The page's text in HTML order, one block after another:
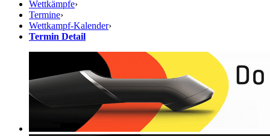
Wettkämpfe›
Termine›
Wettkampf-Kalender›
Termin Detail